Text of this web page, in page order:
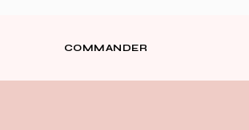
COMMANDER